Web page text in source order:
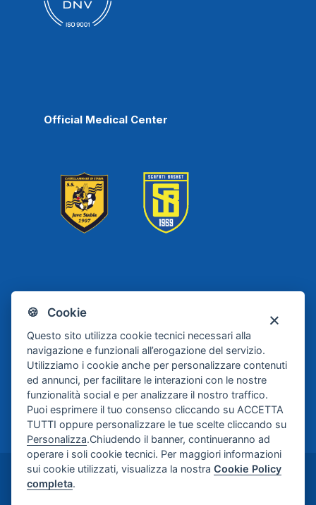
🍪 Cookie
Questo sito utilizza cookie tecnici necessari alla
navigazione e funzionali all’erogazione del servizio.
Utilizziamo i cookie anche per personalizzare contenuti
ed annunci, per facilitare le interazioni con le nostre
funzionalità social e per analizzare il nostro traffico.
Puoi esprimere il tuo consenso cliccando su ACCETTA
TUTTI oppure personalizzare le tue scelte cliccando su
Personalizza.Chiudendo il banner, continueranno ad
operare i soli cookie tecnici. Per maggiori informazioni
sui cookie utilizzati, visualizza la nostraCookie Policy
completa.
Official Medical Center
Juve Stabia
©2024-2026 Casa di Cura Maria Rosaria S.p.A. -